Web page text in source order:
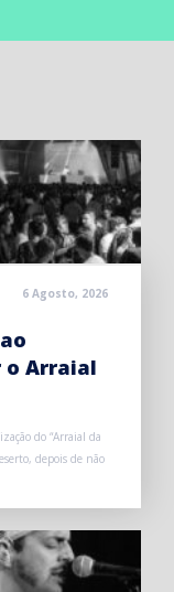
6 Agosto, 2026
o Arraial
do “Arraial da
depois de não